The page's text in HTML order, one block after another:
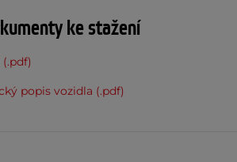
ke stažení
popis vozidla (.pdf)